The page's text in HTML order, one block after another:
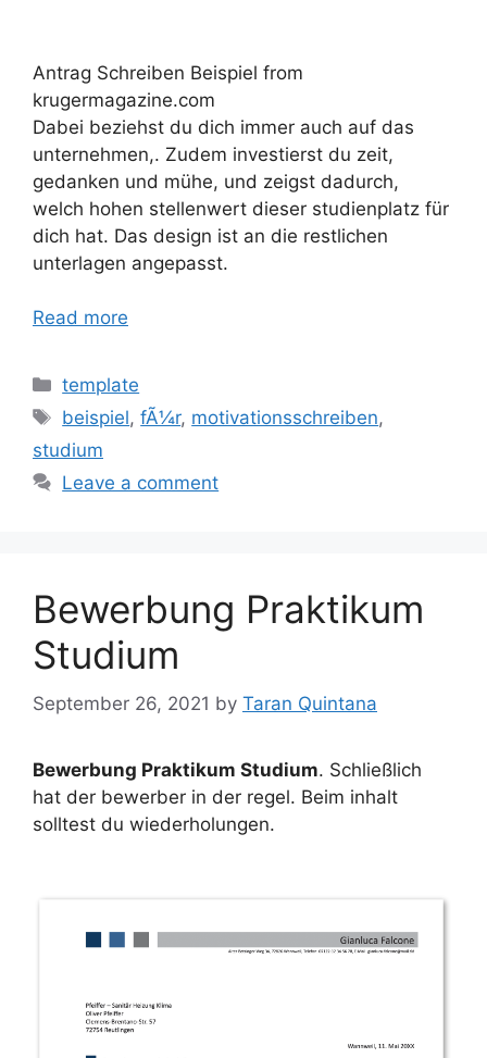
Antrag Schreiben Beispiel from
krugermagazine.com
Dabei beziehst du dich immer auch auf das
unternehmen,. Zudem investierst du zeit,
gedanken und mühe, und zeigst dadurch,
welch hohen stellenwert dieser studienplatz für
dich hat. Das design ist an die restlichen
unterlagen angepasst.
Read more
Categories
template
Tags
beispiel,fÃ¼r, motivationsschreiben,
studium
Leave a comment
Bewerbung Praktikum
Studium
September 26, 2021 by Taran Quintana
Bewerbung Praktikum Studium. Schließlich
hat der bewerber in der regel. Beim inhalt
solltest du wiederholungen.